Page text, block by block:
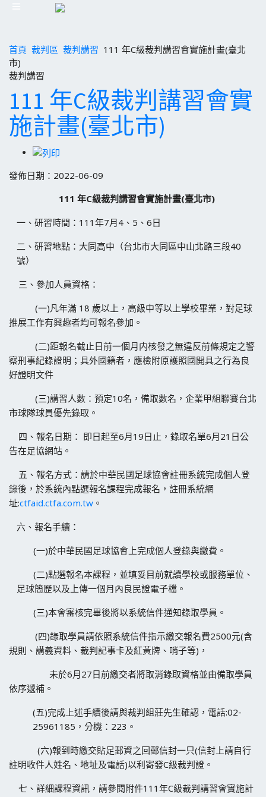
首頁 裁判區 裁判講習 111 年C級裁判講習會實施計畫(臺北
市)
裁判講習
111 年C級裁判講習會實
施計畫(臺北市)
發佈日期：2022-06-09
111 年C級裁判講習會實施計畫(臺北市)
一、研習時間：111年7月4、5、6日
二、研習地點：大同高中（台北市大同區中山北路三段40
號）
三、參加人員資格：
(一)凡年滿 18 歲以上，高級中等以上學校畢業，對足球
推展工作有興趣者均可報名參加。
(二)距報名截止日前一個月内核發之無違反前條規定之警
察刑事紀錄證明；具外國籍者，應檢附原護照國開具之行為良
好證明文件
(三)講習人數：預定10名，備取數名，企業甲組聯賽台北
市球隊球員優先錄取。
四、報名日期： 即日起至6月19日止，錄取名單6月21日公
告在足協網站。
五、報名方式：請於中華民國足球協會註冊系統完成個人登
錄後，於系統內點選報名課程完成報名，註冊系統網
址:ctfaid.ctfa.com.tw 。
六、報名手續：
(一)於中華民國足球協會上完成個人登錄與繳費。
(二)點選報名本課程，並填妥目前就讀學校或服務單位、
足球簡歷以及上傳一個月內良民證電子檔。
(三)本會審核完畢後將以系統信件通知錄取學員。
(四)錄取學員請依照系統信件指示繳交報名費2500元(含
規則、講義資料、裁判記事卡及紅黃牌、哨子等)，
未於6月27日前繳交者將取消錄取資格並由備取學員
依序遞補。
(五)完成上述手續後請與裁判組莊先生確認，電話:02-
25961185，分機：223。
(六)報到時繳交貼足郵資之回郵信封一只(信封上請自行
註明收件人姓名、地址及電話)以利寄發C級裁判證。
七、詳細課程資訊，請參閱附件111年C級裁判講習會實施計